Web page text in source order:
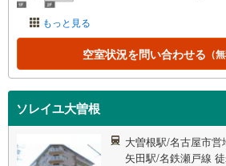
もっと見る
空室状況を問い合わせる （
ソレイユ大曽根
大曽根駅/名古屋市
矢田駅/名鉄瀬戸線